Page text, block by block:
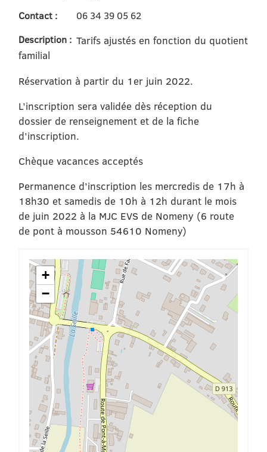
Contact :
06 34 39 05 62
Description : Tarifs ajustés en fonction du quotient
familial
Réservation à partir du 1er juin 2022.
L’inscription sera validée dès réception du
dossier de renseignement et de la fiche
d’inscription.
Chèque vacances acceptés
Permanence d’inscription les mercredis de 17h à
18h30 et samedis de 10h à 12h durant le mois
de juin 2022 à la MJC EVS de Nomeny (6 route
de pont à mousson 54610 Nomeny)
+
−